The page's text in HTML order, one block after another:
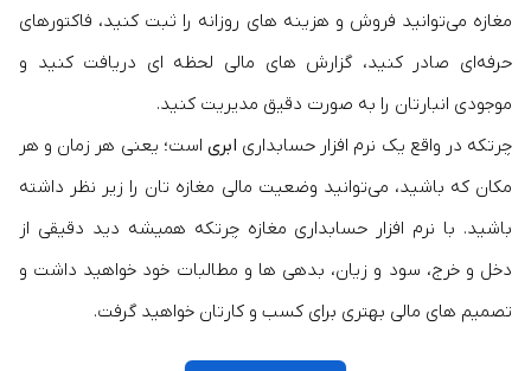
مغازه می‌توانید فروش و هزینه‌ های روزانه را ثبت کنید، فاکتورهای
حرفه‌ای صادر کنید، گزارش‌ های مالی لحظه ای دریافت کنید و
موجودی انبارتان را به صورت دقیق مدیریت کنید.‎
چرتکه در واقع یک نرم افزار حسابداری ابری است؛ یعنی هر زمان و هر
مکان که باشید، می‌توانید وضعیت مالی مغازه‌ تان را زیر نظر داشته
باشید.‎ با نرم افزار حسابداری مغازه چرتکه همیشه دید دقیقی از
دخل‌ و خرج، سود و زیان، بدهی‌ ها و مطالبات خود خواهید داشت و
تصمیم‌ های مالی بهتری برای کسب‌ و کارتان خواهید گرفت.‎